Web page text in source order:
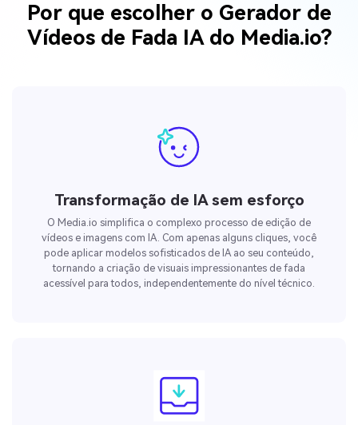
Por que escolher o Gerador de
Vídeos de Fada IA do Media.io?
Transformação de IA sem esforço
O Media.io simplifica o complexo processo de edição de
vídeos e imagens com IA. Com apenas alguns cliques, você
pode aplicar modelos sofisticados de IA ao seu conteúdo,
tornando a criação de visuais impressionantes de fada
acessível para todos, independentemente do nível técnico.